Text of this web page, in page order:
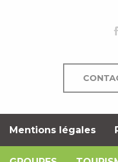
Mentions légales